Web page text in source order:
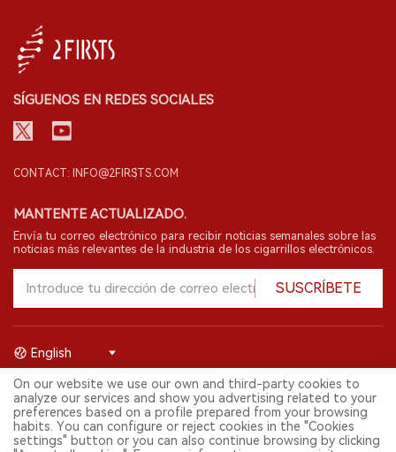
SÍGUENOS EN REDES SOCIALES
CONTACT: INFO@2FIRSTS.COM
MANTENTE ACTUALIZADO.
Envía tu correo electrónico para recibir noticias semanales sobre las
noticias más relevantes de la industria de los cigarrillos electrónicos.
SUSCRÍBETE
© 2026 Shenzhen 2FIRSTS Technology Co.,Ltd. Todos los derechos
reservados.
2FIRSTS solo es accesible para profesionales de la industria,
investigadores, medios y otros profesionales. El acceso por menores
está prohibido.
English
On our website we use our own and third-party cookies to
analyze our services and show you advertising related to your
preferences based on a profile prepared from your browsing
habits. You can configure or reject cookies in the "Cookies
settings" button or you can also continue browsing by clicking